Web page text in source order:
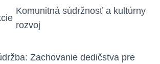
Komunitná súdržnosť a kultúrny
rozvoj